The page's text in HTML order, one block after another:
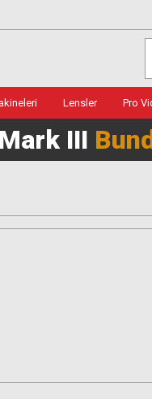
Lensler Pro
III